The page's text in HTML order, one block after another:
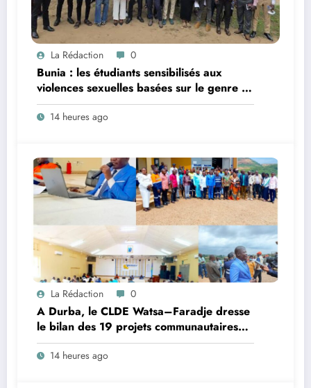
La Rédaction 0
Bunia : les étudiants sensibilisés aux
violences sexuelles basées sur le genre et
au harcèlement sexuel en milieu
universitaire
14 heures ago
La Rédaction 0
A Durba, le CLDE Watsa–Faradje dresse
le bilan des 19 projets communautaires
de cahier de charge signé avec KGM S.A
et prépare le deuxième quinquennat
14 heures ago